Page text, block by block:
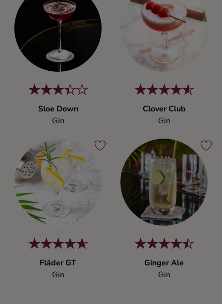
Sloe Down
Gin
Clover Club
Gin
Fläder GT
Gin
Ginger Ale
Gin